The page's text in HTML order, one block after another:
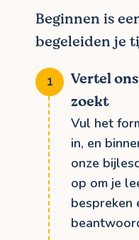
Beginnen is
begeleiden je
Vertel
zoekt
Vul het
in, en
onze
op om je
bespreken